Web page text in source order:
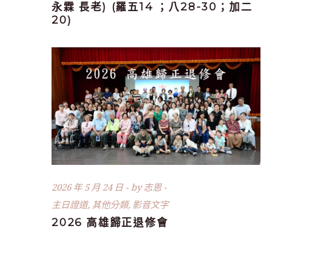
永霖 長老) (羅五14 ；八28-30；加二
20)
2026 年 5 月 24 日 by志恩
主日證道, 其他分類, 影音文字
2026 高雄歸正退修會